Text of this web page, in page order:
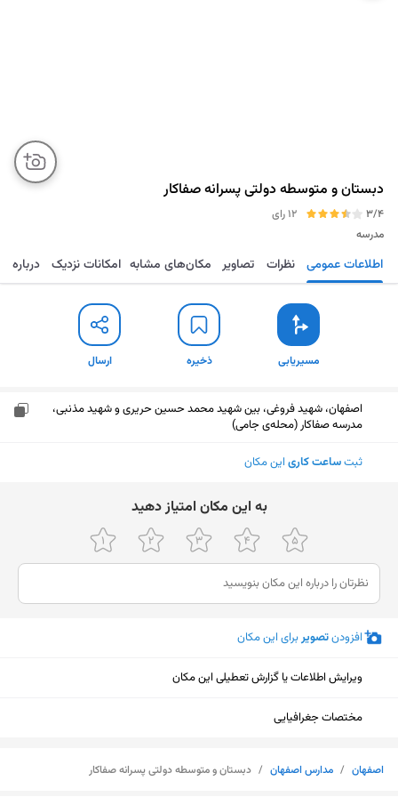
دبستان و متوسطه دولتی پسرانه صفاکار
3/4
12 رای
مدرسه
مسیریابی ذخیره ارسال اطلاعات عمومی نظرات تصاویر مکان‌های مشابه امکانات نزدیک درباره
مسیریابی ذخیره ارسال
اصفهان، شهید فروغی، بین شهید محمد حسین حریری و شهید مذنبی،
مدرسه صفاکار (محله‌ی جامی)
ثبتساعت کاری این مکان
ﺑﻪ اﯾﻦ ﻣﮑﺎن اﻣﺘﯿﺎز دﻫﯿﺪ
افزودنتصویربرای این مکان
ویرایش اطلاعات یا گزارش تعطیلی این مکان
مختصات جغرافیایی
اصفهان / مدارس اصفهان / دبستان و متوسطه دولتی پسرانه صفاکارنمایش نقشه